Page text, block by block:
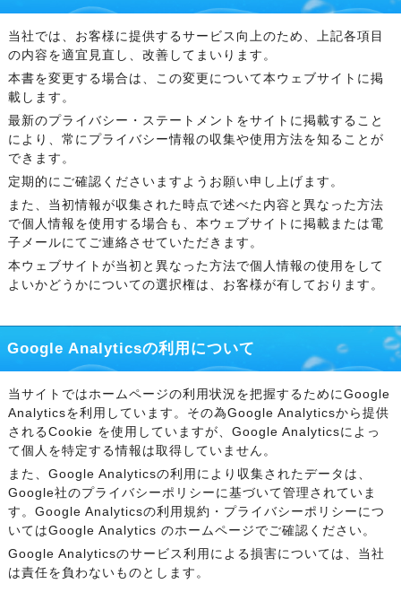
当社では、お客様に提供するサービス向上のため、上記各項目
の内容を適宜見直し、改善してまいります。
本書を変更する場合は、この変更について本ウェブサイトに掲
載します。
最新のプライバシー・ステートメントをサイトに掲載すること
により、常にプライバシー情報の収集や使用方法を知ることが
できます。
定期的にご確認くださいますようお願い申し上げます。
また、当初情報が収集された時点で述べた内容と異なった方法
で個人情報を使用する場合も、本ウェブサイトに掲載または電
子メールにてご連絡させていただきます。
本ウェブサイトが当初と異なった方法で個人情報の使用をして
よいかどうかについての選択権は、お客様が有しております。
Google Analyticsの利用について
当サイトではホームページの利用状況を把握するためにGoogle
Analyticsを利用しています。その為Google Analyticsから提供
されるCookie を使用していますが、Google Analyticsによっ
て個人を特定する情報は取得していません。
また、Google Analyticsの利用により収集されたデータは、
Google社のプライバシーポリシーに基づいて管理されていま
す。Google Analyticsの利用規約・プライバシーポリシーにつ
いてはGoogle Analytics のホームページでご確認ください。
Google Analyticsのサービス利用による損害については、当社
は責任を負わないものとします。